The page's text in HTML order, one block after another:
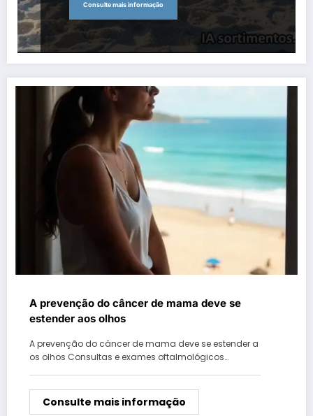
Consulte mais informação
A prevenção do câncer de mama deve se
estender aos olhos
A prevenção do câncer de mama deve se estender a
os olhos Consultas e exames oftalmológicos…
Consulte mais informação